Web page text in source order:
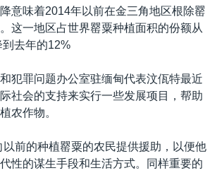
意味着2014年以前在金三角地区根除罂
这一地区占世界罂粟种植面积的份额从
去年的12%
犯罪问题办公室驻缅甸代表汶佤特最近
社会的支持来实行一些发展项目，帮助
农作物。
以前的种植罂粟的农民提供援助，以便他
性的谋生手段和生活方式。同样重要的